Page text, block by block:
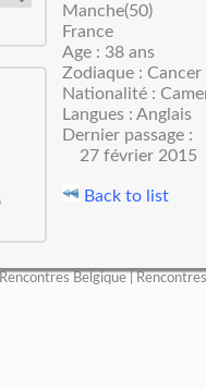
Manche(50)
France
Age : 38 ans
Zodiaque : Cancer
Nationalité :
Langues : Anglais
Dernier passage :
27 février 2015
Back to list
Rencontres Belgique|